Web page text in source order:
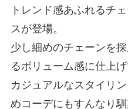
トレンド感あふれるチ
スが登場。
少し細めのチェーンを
るボリューム感に仕上げ
カジュアルなスタイリ
めコーデにもすんなり馴